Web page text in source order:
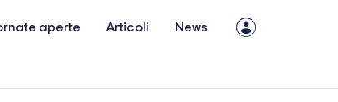
aperte Articoli News